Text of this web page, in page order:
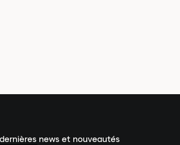
news et nouveautés